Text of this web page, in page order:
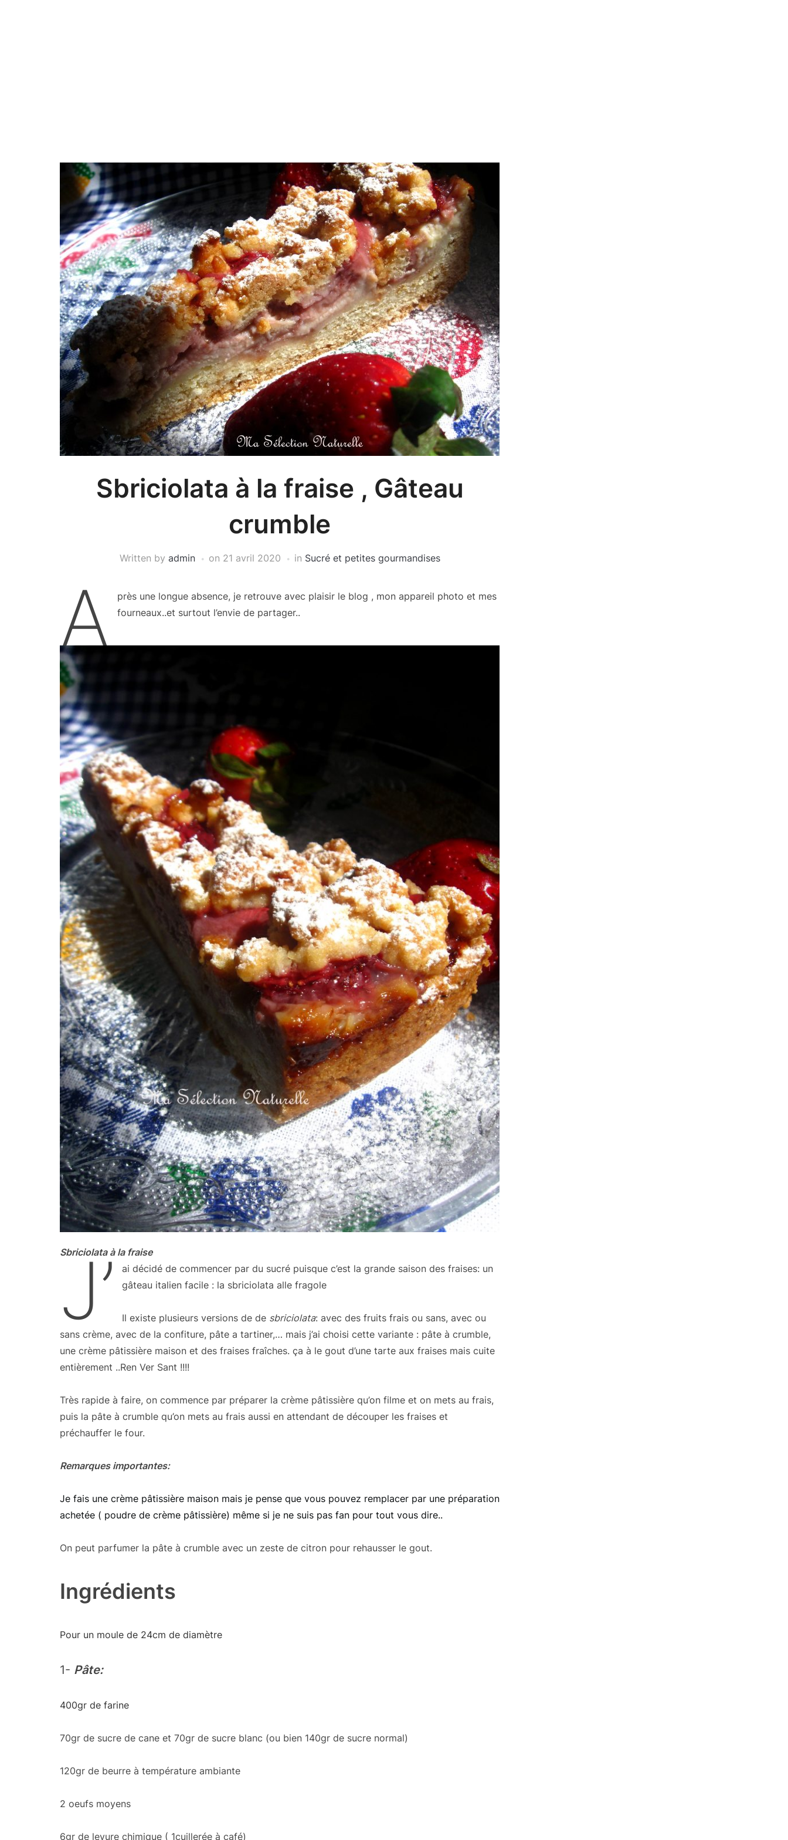
Sbriciolata à la fraise , Gâteau
crumble
Written by admin on 21 avril 2020 in Sucré et petites gourmandises
A
près une longue absence, je retrouve avec plaisir le blog , mon appareil photo et mes
fourneaux..et surtout l’envie de partager..
Sbriciolata à la fraise
J’
ai décidé de commencer par du sucré puisque c’est la grande saison des fraises: un
gâteau italien facile : la sbriciolata alle fragole
Il existe plusieurs versions de de sbriciolata: avec des fruits frais ou sans, avec ou
sans crème, avec de la confiture, pâte a tartiner,… mais j’ai choisi cette variante : pâte à crumble,
une crème pâtissière maison et des fraises fraîches. ça à le gout d’une tarte aux fraises mais cuite
entièrement ..Ren Ver Sant !!!!
Très rapide à faire, on commence par préparer la crème pâtissière qu’on filme et on mets au frais,
puis la pâte à crumble qu’on mets au frais aussi en attendant de découper les fraises et
préchauffer le four.
Remarques importantes:
Je fais une crème pâtissière maison mais je pense que vous pouvez remplacer par une préparation
achetée ( poudre de crème pâtissière) même si je ne suis pas fan pour tout vous dire..
On peut parfumer la pâte à crumble avec un zeste de citron pour rehausser le gout.
Ingrédients
Pour un moule de 24cm de diamètre
1- Pâte:
400gr de farine
70gr de sucre de cane et 70gr de sucre blanc (ou bien 140gr de sucre normal)
120gr de beurre à température ambiante
2 oeufs moyens
6gr de levure chimique ( 1cuillerée à café)